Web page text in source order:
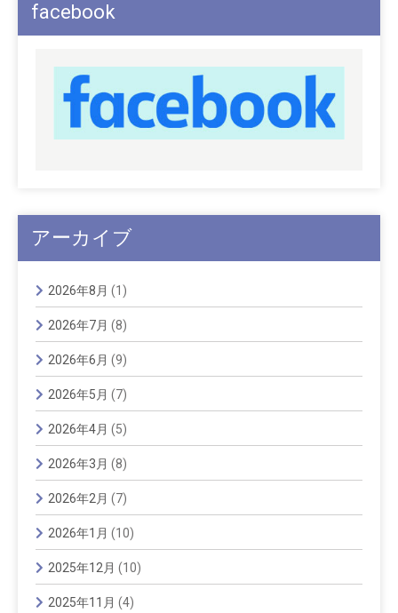
facebook
アーカイブ
2026年8月 (1)
2026年7月 (8)
2026年6月 (9)
2026年5月 (7)
2026年4月 (5)
2026年3月 (8)
2026年2月 (7)
2026年1月 (10)
2025年12月 (10)
2025年11月 (4)